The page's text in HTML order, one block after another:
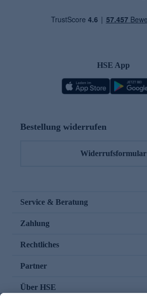
HSE App
Bestellung widerrufen
Widerrufsformular
Service & Beratung
Zahlung
Rechtliches
Partner
Über HSE